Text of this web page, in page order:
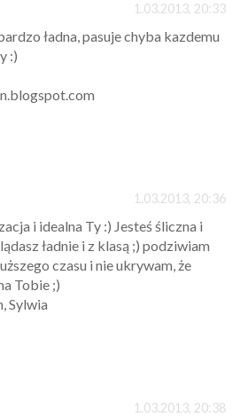
1.03.2013, 20:33
ładna, pasuje chyba kazdemu
:)
1.03.2013, 20:36
i idealna Ty :) Jesteś śliczna i
ładnie i z klasą ;) podziwiam
czasu i nie ukrywam, że
Tobie ;)
Sylwia
1.03.2013, 20:38